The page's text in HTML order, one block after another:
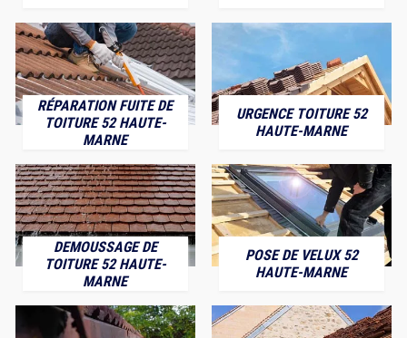
RÉPARATION FUITE DE
TOITURE 52 HAUTE-
MARNE
URGENCE TOITURE 52
HAUTE-MARNE
DEMOUSSAGE DE
TOITURE 52 HAUTE-
MARNE
POSE DE VELUX 52
HAUTE-MARNE